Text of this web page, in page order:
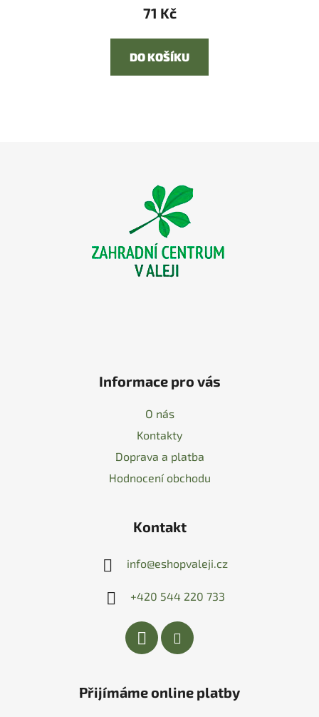
71 Kč
DO KOŠÍKU
Informace pro vás
O nás
Kontakty
Doprava a platba
Hodnocení obchodu
Kontakt
info@eshopvaleji.cz
+420 544 220 733
Přijímáme online platby